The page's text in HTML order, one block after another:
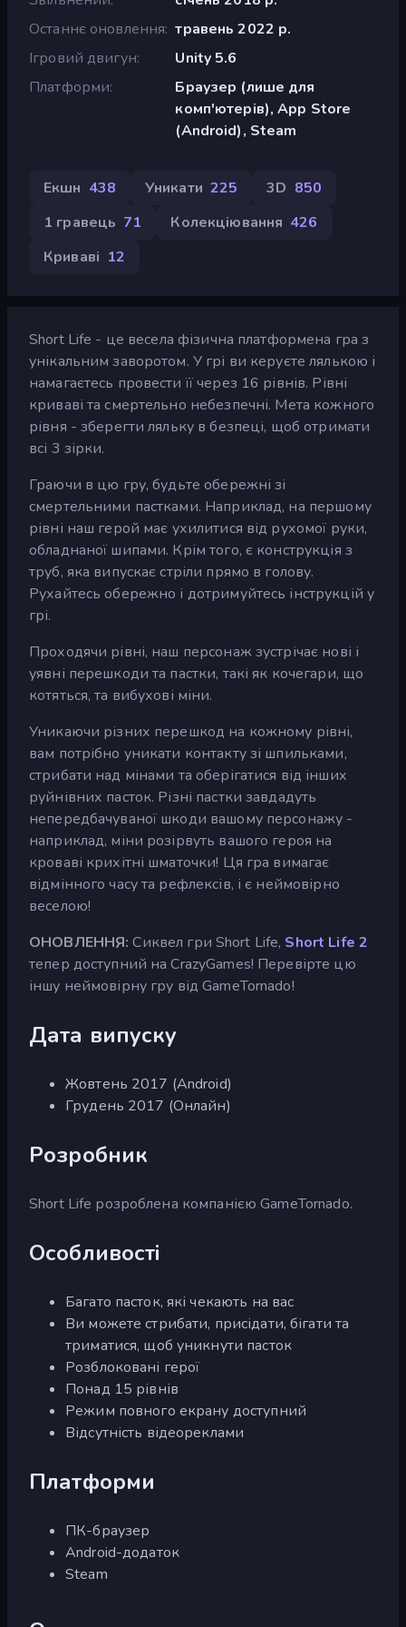
Останнє оновлення травень 2022 р.
Ігровий двигун
Unity 5.6
Платформи
Браузер (лише для
комп'ютерів), App Store
(Android), Steam
Екшн 438 Уникати 225 3D 850
1 гравець 71 Колекціювання 426
Криваві 12
Short Life - це весела фізична платформена гра з
унікальним заворотом. У грі ви керуєте лялькою і
намагаєтесь провести її через 16 рівнів. Рівні
криваві та смертельно небезпечні. Мета кожного
рівня - зберегти ляльку в безпеці, щоб отримати
всі 3 зірки.
Граючи в цю гру, будьте обережні зі
смертельними пастками. Наприклад, на першому
рівні наш герой має ухилитися від рухомої руки,
обладнаної шипами. Крім того, є конструкція з
труб, яка випускає стріли прямо в голову.
Рухайтесь обережно і дотримуйтесь інструкцій у
грі.
Проходячи рівні, наш персонаж зустрічає нові і
уявні перешкоди та пастки, такі як кочегари, що
котяться, та вибухові міни.
Уникаючи різних перешкод на кожному рівні,
вам потрібно уникати контакту зі шпильками,
стрибати над мінами та оберігатися від інших
руйнівних пасток. Різні пастки завдадуть
непередбачуваної шкоди вашому персонажу -
наприклад, міни розірвуть вашого героя на
кроваві крихітні шматочки! Ця гра вимагає
відмінного часу та рефлексів, і є неймовірно
веселою!
ОНОВЛЕННЯ: Сиквел гри Short Life, Short Life 2
тепер доступний на CrazyGames! Перевірте цю
іншу неймовірну гру від GameTornado!
Дата випуску
Жовтень 2017 (Android)
Грудень 2017 (Онлайн)
Розробник
Short Life розроблена компанією GameTornado.
Особливості
Багато пасток, які чекають на вас
Ви можете стрибати, присідати, бігати та
триматися, щоб уникнути пасток
Розблоковані герої
Понад 15 рівнів
Режим повного екрану доступний
Відсутність відеореклами
Платформи
ПК-браузер
Android-додаток
Steam